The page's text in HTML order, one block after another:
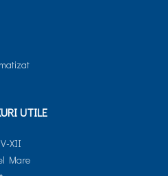
UTILE
XII
Mare